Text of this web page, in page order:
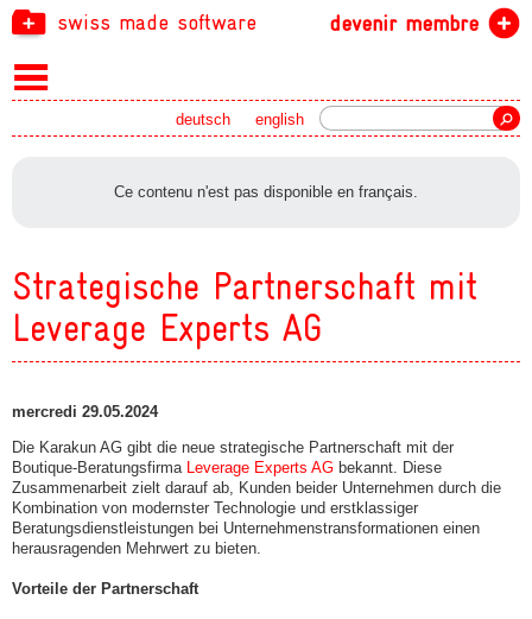
swiss made software devenir membre
english
deutsch
Ce contenu n'est pas disponible en français.
Strategische Partnerschaft mit
Leverage Experts AG
mercredi 29.05.2024
Die Karakun AG gibt die neue strategische Partnerschaft mit der
Boutique-Beratungsfirma Leverage Experts AG bekannt. Diese
Zusammenarbeit zielt darauf ab, Kunden beider Unternehmen durch die
Kombination von modernster Technologie und erstklassiger
Beratungsdienstleistungen bei Unternehmenstransformationen einen
herausragenden Mehrwert zu bieten.
Vorteile der Partnerschaft